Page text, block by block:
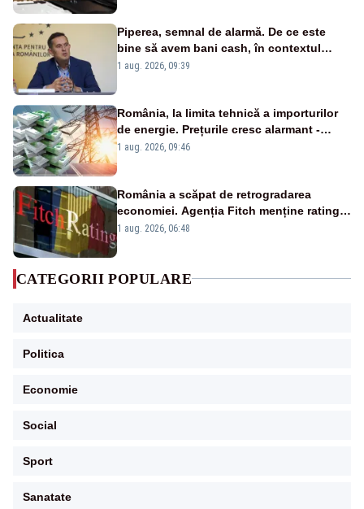
Piperea, semnal de alarmă. De ce este
bine să avem bani cash, în contextul
alertei energetice?
1 aug. 2026, 09:39
România, la limita tehnică a importurilor
de energie. Prețurile cresc alarmant -
Analiză Realitatea Plus
1 aug. 2026, 09:46
România a scăpat de retrogradarea
economiei. Agenția Fitch menține ratingul
„BBB-” cu perspectivă negativă
1 aug. 2026, 06:48
CATEGORII POPULARE
Actualitate
Politica
Economie
Social
Sport
Sanatate